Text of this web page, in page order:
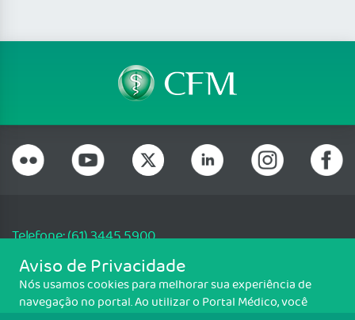
Telefone: (61) 3445 5900
Email: cfm@portalmedico.org.br
SGAS 616, Conjunto D, Lote 115, L2 Sul, Brasília/DF - CEP: 70200-760 -
CNPJ: 33.583.550/0001-30
Aviso de Privacidade
Nós usamos cookies para melhorar sua experiência de
navegação no portal. Ao utilizar o Portal Médico, você